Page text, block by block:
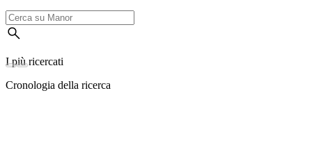
I più ricercati
Cronologia della ricerca